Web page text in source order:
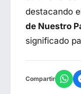
destacando
de Nuestro
significado
Compartir